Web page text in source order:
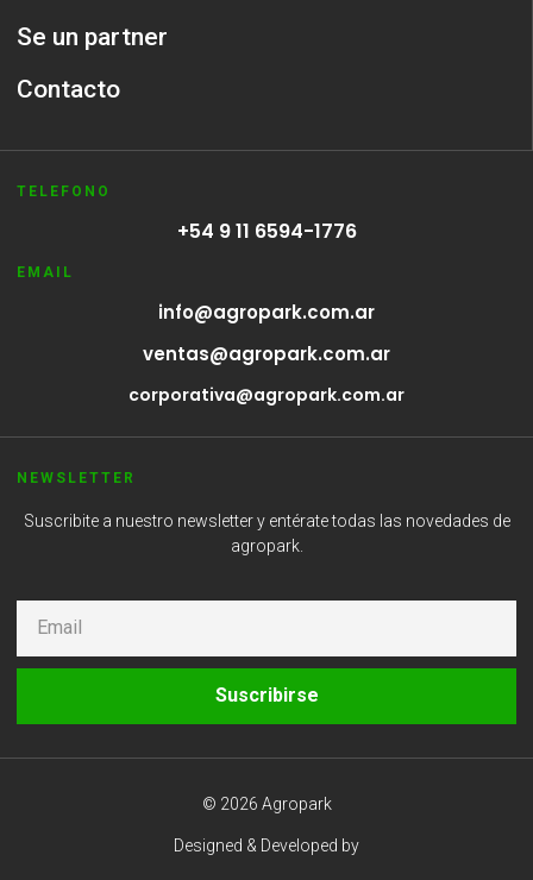
Se un partner
Contacto
TELEFONO
+54 9 11 6594-1776
EMAIL
info@agropark.com.ar
ventas@agropark.com.ar
corporativa@agropark.com.ar
NEWSLETTER
Suscribite a nuestro newsletter y entérate todas las novedades de
agropark.
Suscribirse
© 2026 Agropark
Designed & Developed by